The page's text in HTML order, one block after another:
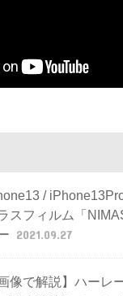
/
スフィルム「
2021.09.27
画像で解説】ハーレ